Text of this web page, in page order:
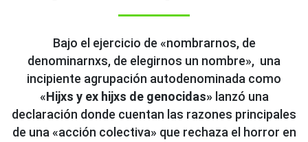
Bajo el ejercicio de «nombrarnos, de
denominarnxs, de elegirnos un nombre», una
incipiente agrupación autodenominada como
«Hijxs y ex hijxs de genocidas»lanzó una
declaración donde cuentan las razones principales
de una «acción colectiva» que rechaza el horror en